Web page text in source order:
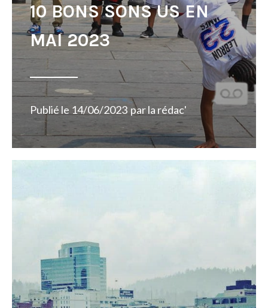
10 BONS SONS US EN
MAI 2023
Publié le 14/06/2023 parla rédac'